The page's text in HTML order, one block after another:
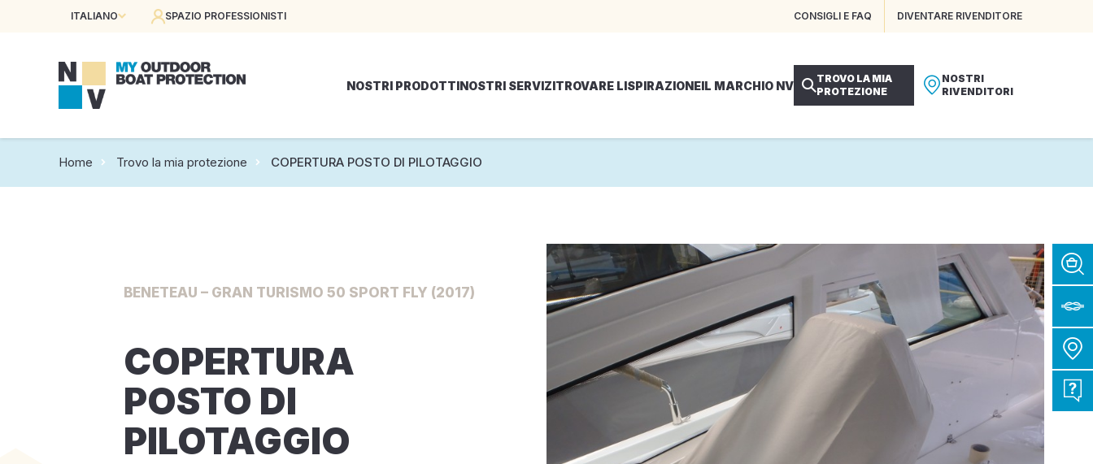
ITALIANO SPAZIO PROFESSIONISTI CONSIGLI E FAQ DIVENTARE RIVENDITORE
NOSTRI PRODOTTINOSTRI SERVIZITROVARE LISPIRAZIONEIL MARCHIO NV
TROVO LA MIA
PROTEZIONE
NOSTRI
RIVENDITORI
Home Trovo la mia protezione COPERTURA POSTO DI PILOTAGGIO
BENETEAU – GRAN TURISMO 50 SPORT FLY (2017)
COPERTURA
POSTO DI
PILOTAGGIO